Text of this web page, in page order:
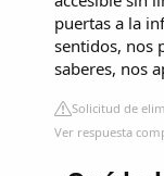
puertas a la
sentidos, nos
saberes, nos
Solicitud de
Ver respuesta